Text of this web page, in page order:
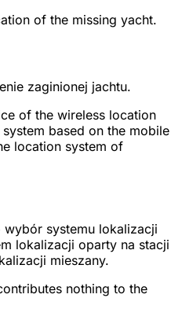
of the missing yacht.
zaginionej jachtu.
of the wireless location
based on the mobile
location system of
systemu lokalizacji
lokalizacji oparty na stacji
mieszany.
nothing to the